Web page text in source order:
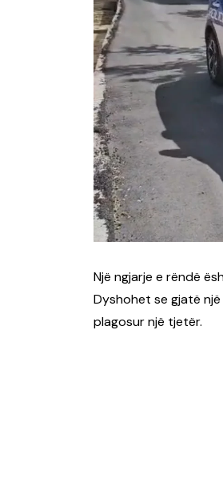
Një ngjarje e rëndë
Dyshohet se gjatë
plagosur një tjetër.